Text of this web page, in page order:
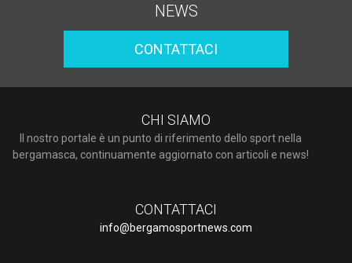
NEWS
CONTATTACI
CHI SIAMO
Il nostro portale è un punto di riferimento dello sport nella
bergamasca, continuamente aggiornato con articoli e news!
CONTATTACI
info@bergamosportnews.com